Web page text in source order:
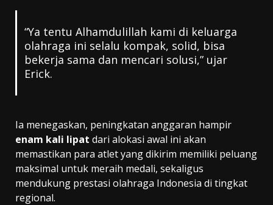
“Ya tentu Alhamdulillah kami di keluarga
olahraga ini selalu kompak, solid, bisa
bekerja sama dan mencari solusi,” ujar
Erick.
Ia menegaskan, peningkatan anggaran hampir
enam kali lipat dari alokasi awal ini akan
memastikan para atlet yang dikirim memiliki peluang
maksimal untuk meraih medali, sekaligus
mendukung prestasi olahraga Indonesia di tingkat
regional.